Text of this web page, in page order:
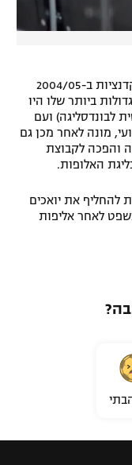
כאמור, ראנגניק כבר היה בשאלקה בשתי קדנציות ב-2004/05
ביותר שלו היו
לבונדסליגה) ועם
ב-2012 כמנהל מקצועי, מונה לאחר מכן גם
והפכה לקבוצת
האלופות.
להחליף את יואכים
לאחר אליפות